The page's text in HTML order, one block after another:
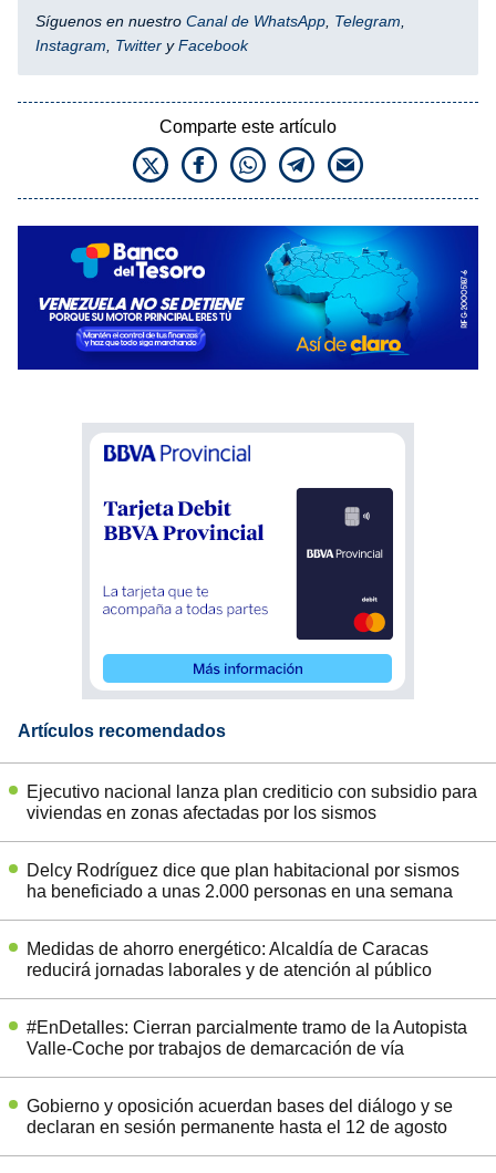
Síguenos en nuestro Canal de WhatsApp Telegram
Instagram
Twitter yFacebook
Comparte este artículo
Artículos recomendados
Ejecutivo nacional lanza plan crediticio con subsidio para
viviendas en zonas afectadas por los sismos
Delcy Rodríguez dice que plan habitacional por sismos
ha beneficiado a unas 2.000 personas en una semana
Medidas de ahorro energético: Alcaldía de Caracas
reducirá jornadas laborales y de atención al público
#EnDetalles: Cierran parcialmente tramo de la Autopista
Valle-Coche por trabajos de demarcación de vía
Gobierno y oposición acuerdan bases del diálogo y se
declaran en sesión permanente hasta el 12 de agosto